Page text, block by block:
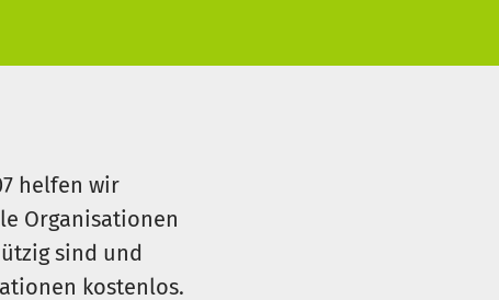
helfen wir
Organisationen
sind und
kostenlos.